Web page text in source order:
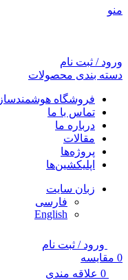
منو
ورود / ثبت نام
دسته بندی محصولات
فروشگاه
تماس با ما
درباره ما
مقالات
پروژه‌ها
اپلیکشین‌ها
زبان سایت
فارسی
English
ورود / ثبت نام
0 مقایسه
0 علاقه مندی